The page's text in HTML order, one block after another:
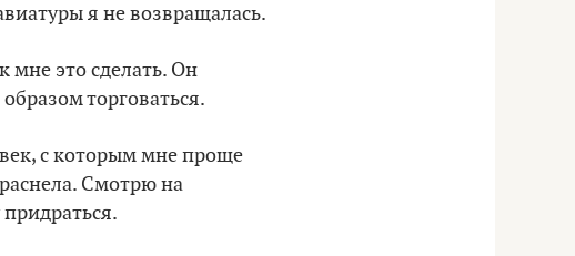
я не возвращалась.
мне это сделать. Он
торговаться.
с которым мне проще
Смотрю на